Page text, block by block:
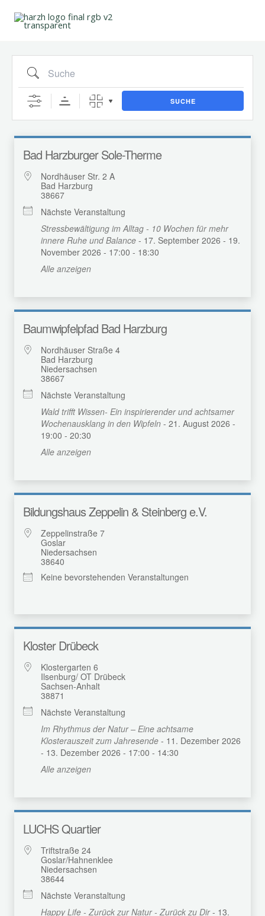
Inhalt
springen
SUCHE
Bad Harzburger Sole-Therme
Nordhäuser Str. 2 A
Bad Harzburg
38667
Nächste Veranstaltung
Stressbewältigung im Alltag - 10 Wochen für mehr
innere Ruhe und Balance - 17. September 2026 - 19.
November 2026 - 17:00 - 18:30
Alle anzeigen
Baumwipfelpfad Bad Harzburg
Nordhäuser Straße 4
Bad Harzburg
Niedersachsen
38667
Nächste Veranstaltung
Wald trifft Wissen- Ein inspirierender und achtsamer
Wochenausklang in den Wipfeln - 21. August 2026 -
19:00 - 20:30
Alle anzeigen
Bildungshaus Zeppelin & Steinberg e.V.
Zeppelinstraße 7
Goslar
Niedersachsen
38640
Keine bevorstehenden Veranstaltungen
Kloster Drübeck
Klostergarten 6
Ilsenburg/ OT Drübeck
Sachsen-Anhalt
38871
Nächste Veranstaltung
Im Rhythmus der Natur – Eine achtsame
Klosterauszeit zum Jahresende - 11. Dezember 2026
- 13. Dezember 2026 - 17:00 - 14:30
Alle anzeigen
LUCHS Quartier
Triftstraße 24
Goslar/Hahnenklee
Niedersachsen
38644
Nächste Veranstaltung
Happy Life - Zurück zur Natur - Zurück zu Dir- 13.